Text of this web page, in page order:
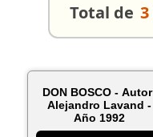
Total de 3
DON BOSCO -
Alejandro Lavand -
Año 1992